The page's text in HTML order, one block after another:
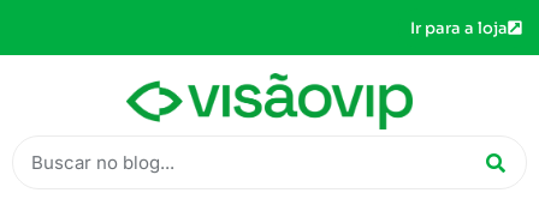
Ir para a loja